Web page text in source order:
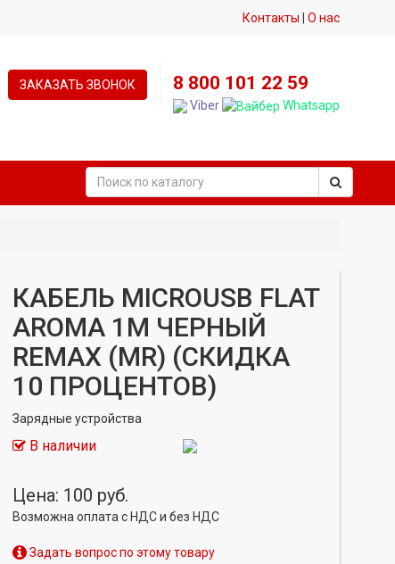
Контакты О нас
ЗАКАЗАТЬ ЗВОНОК 8 800 101 22 59
Viber Whatsapp
КАБЕЛЬ MICROUSB FLAT
AROMA 1М ЧЕРНЫЙ
REMAX (MR) (СКИДКА
10 ПРОЦЕНТОВ)
Зарядные устройства
В наличии
Цена: 100 руб.
Возможна оплата с НДС и без НДС
Задать вопрос по этому товару